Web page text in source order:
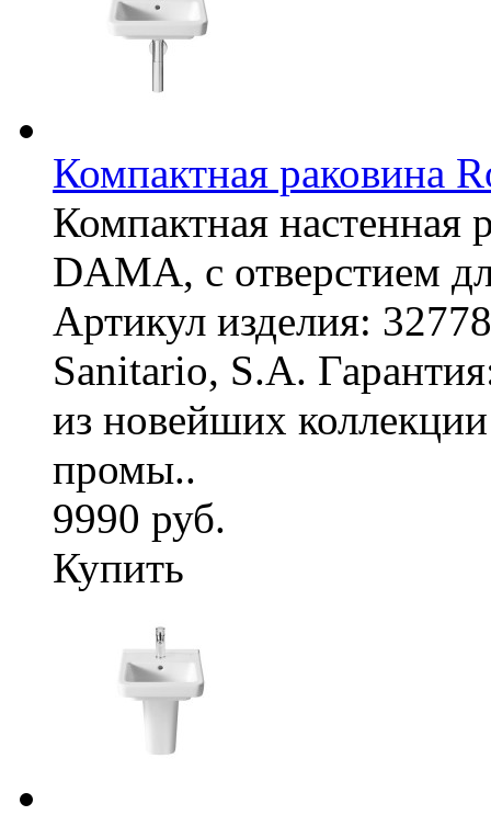
Компактная раковина
Компактная настенная
DAMA, с отверстием
Артикул изделия:
Sanitario, S.A.
из новейших
промы..
9990 руб.
Купить